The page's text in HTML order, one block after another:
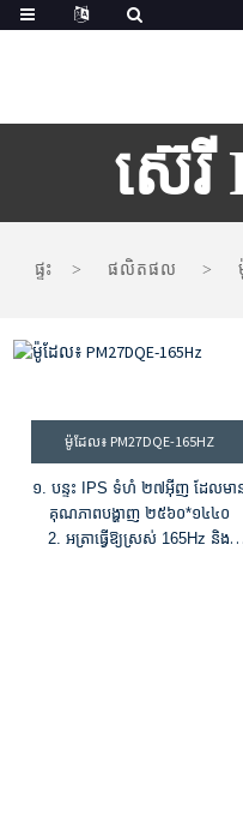
ស៊េរី
ផ្ទះ ផលិតផល
ម៉ូដែល៖ PM27DQE-165HZ
១. បន្ទះ IPS ទំហំ ២៧អ៊ីញ ដែលមា
គុណភាពបង្ហាញ ២៥៦០*១៤៤០
2. អត្រាធ្វើឱ្យស្រស់ 165Hz និង